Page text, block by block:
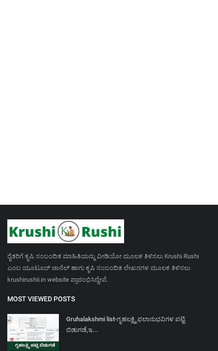
ರೈತರಿಗೆ ಕೃಷಿ ಸಂಬಂದಿತ ಮಾಹಿತಿಯನ್ನು ವೀಡಿಯೋ ಮೂಲಕ ತಿಳಿಸಲು Krushi Rushi
ಎಂಬ ಯೂಟೂಬ್ ಚಾನೆಲ್ ಹಾಗು ಕೃಷಿ ಸಂಬಂದಿತ ಲೇಖನಗಳ ಮೂಲಕ ತಿಳಿಸಲು
krushirushii.in website ಪ್ರಾರಂಭಿಸಿದ್ದೇವೆ.
MOST VIEWED POSTS
Gruhalakshmi list-ಗೃಹಲಕ್ಷ್ಮಿ ಫಲಾನುಭವಿಗಳ ಪಟ್ಟಿ
ಬಿಡುಗಡೆ,ಇ...